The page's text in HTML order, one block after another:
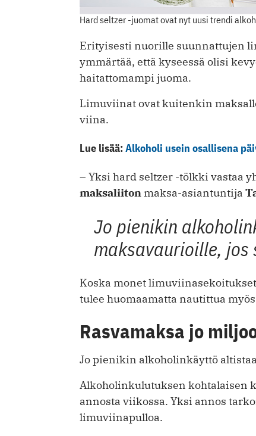
Hard seltzer -juomat ovat nyt uusi trendi
Erityisesti nuorille suunnattujen
ymmärtää, että kyseessä olisi
haitattomampi juoma.
Limuviinat ovat kuitenkin
viina.
Lue lisää:Alkoholi usein osallisena
– Yksi hard seltzer -tölkki vastaa
maksaliiton maksa-asiantuntija
Jo pienikin
maksavaurioille, jos
Koska monet
tulee huomaamatta nautittua
Rasvamaksa jo
Jo pienikin alkoholinkäyttö
Alkoholinkulutuksen kohtalaisen
annosta viikossa. Yksi annos
limuviinapulloa.